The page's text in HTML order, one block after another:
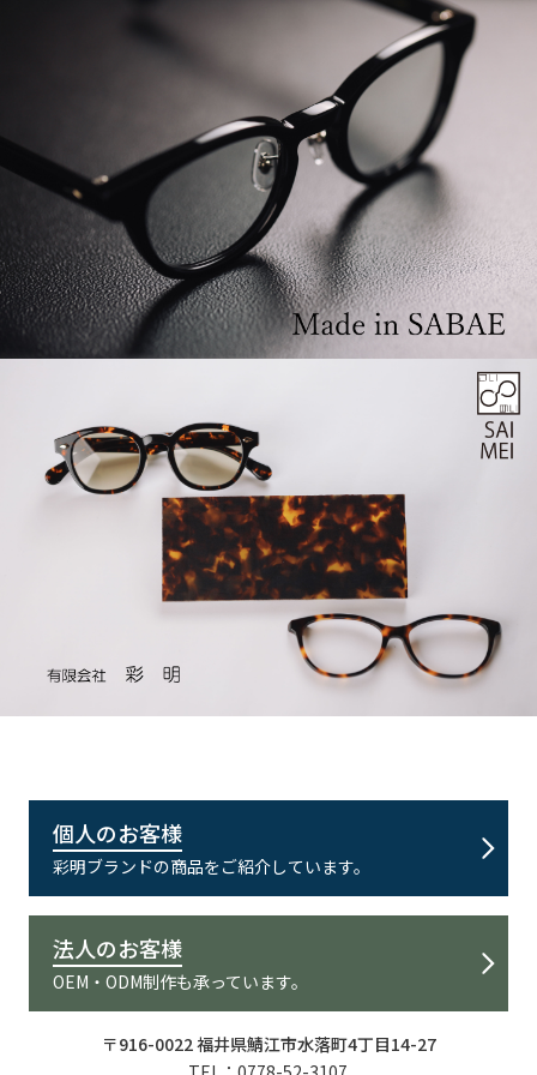
〒916-0022 福井県鯖江市水落町4丁目14-27
個人のお客様
彩明ブランドの商品をご紹介しています。
法人のお客様
OEM・ODM制作も承っています。